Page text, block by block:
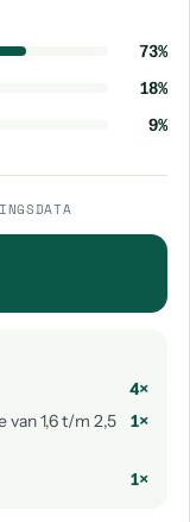
73%
18%
9%
4×
van 1,6 t/m 2,5
1×
1×